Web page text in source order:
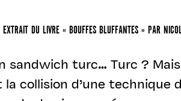
EXTRAIT DU LIVRE « BOUFFES BLUFFANTES » PAR
sandwich turc… Turc ?
la collision d’une